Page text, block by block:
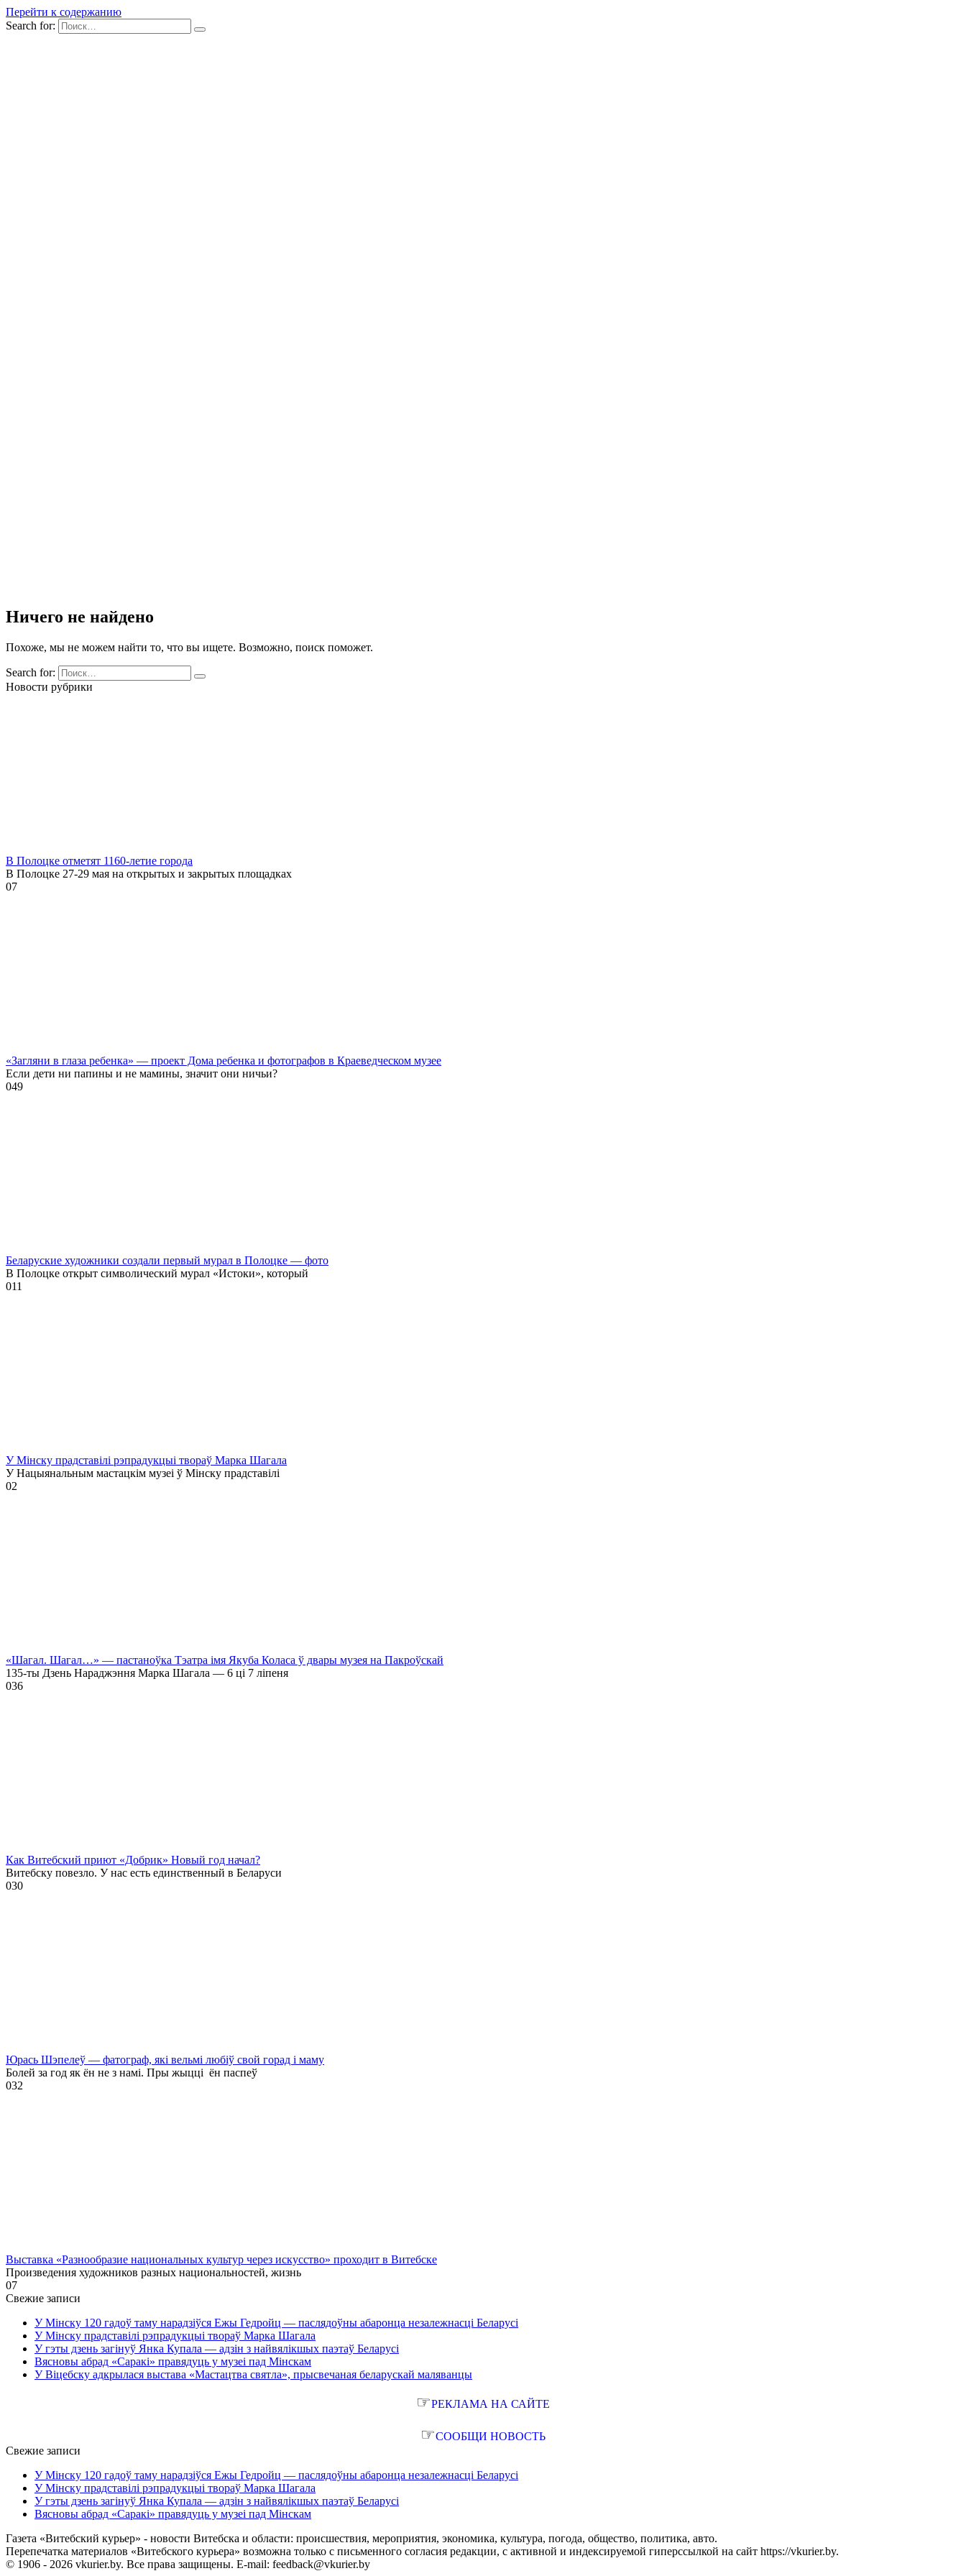
Перейти к содержанию
Search for:
Ничего не найдено
Похоже, мы не можем найти то, что вы ищете. Возможно, поиск поможет.
Search for:
Новости рубрики
В Полоцке отметят 1160-летие города
В Полоцке 27-29 мая на открытых и закрытых площадках
07
«Загляни в глаза ребенка» — проект Дома ребенка и фотографов в Краеведческом музее
Если дети ни папины и не мамины, значит они ничьи?
049
Беларуские художники создали первый мурал в Полоцке — фото
В Полоцке открыт символический мурал «Истоки», который
011
У Мінску прадставілі рэпрадукцыі твораў Марка Шагала
У Нацыянальным мастацкім музеі ў Мінску прадставілі
02
«Шагал. Шагал…» — пастаноўка Тэатра імя Якуба Коласа ў двары музея на Пакроўскай
135-ты Дзень Нараджэння Марка Шагала — 6 ці 7 ліпеня
036
Как Витебский приют «Добрик» Новый год начал?
Витебску повезло. У нас есть единственный в Беларуси
030
Юрась Шэпелеў — фатограф, які вельмі любіў свой горад і маму
Болей за год як ён не з намі. Пры жыцці ён паспеў
032
Выставка «Разнообразие национальных культур через искусство» проходит в Витебске
Произведения художников разных национальностей, жизнь
07
Свежие записи
У Мінску 120 гадоў таму нарадзіўся Ежы Гедройц — паслядоўны абаронца незалежнасці Беларусі
У Мінску прадставілі рэпрадукцыі твораў Марка Шагала
У гэты дзень загінуў Янка Купала — адзін з найвялікшых паэтаў Беларусі
Вясновы абрад «Саракі» правядуць у музеі пад Мінскам
У Віцебску адкрылася выстава «Мастацтва святла», прысвечаная беларускай маляванцы
☞РЕКЛАМА НА САЙТЕ
☞СООБЩИ НОВОСТЬ
Свежие записи
У Мінску 120 гадоў таму нарадзіўся Ежы Гедройц — паслядоўны абаронца незалежнасці Беларусі
У Мінску прадставілі рэпрадукцыі твораў Марка Шагала
У гэты дзень загінуў Янка Купала — адзін з найвялікшых паэтаў Беларусі
Вясновы абрад «Саракі» правядуць у музеі пад Мінскам
Газета «Витебский курьер» - новости Витебска и области: происшествия, мероприятия, экономика, культура, погода, общество, политика, авто.
Перепечатка материалов «Витебского курьера» возможна только с письменного согласия редакции, с активной и индексируемой гиперссылкой на сайт https://vkurier.by.
© 1906 - 2026 vkurier.by. Все права защищены. E-mail: feedback@vkurier.by